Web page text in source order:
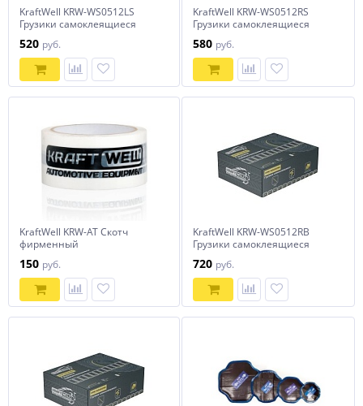
KraftWell KRW-WS0512LS
Грузики самоклеящиеся
520 руб.
KraftWell KRW-WS0512RS
Грузики самоклеящиеся
580 руб.
KraftWell KRW-AT Скотч
фирменный
150 руб.
KraftWell KRW-WS0512RB
Грузики самоклеящиеся
закругленные
720 руб.